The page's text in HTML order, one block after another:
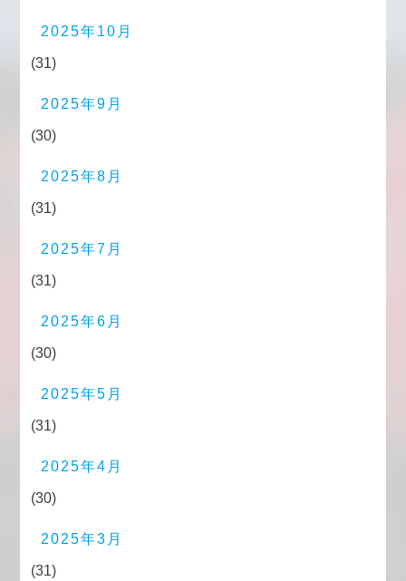
2025年10月
(31)
2025年9月
(30)
2025年8月
(31)
2025年7月
(31)
2025年6月
(30)
2025年5月
(31)
2025年4月
(30)
2025年3月
(31)